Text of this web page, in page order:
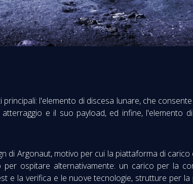
l'elemento di discesa lunare, che
e il suo payload, ed infine, l'elemento
di Argonaut, motivo per cui la piattaforma di
ospitare alternativamente: un carico per la
e la verifica e le nuove tecnologie, strutture per